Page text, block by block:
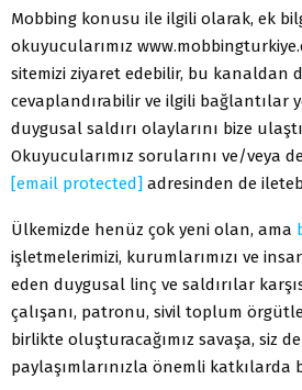
Mobbing konusu ile ilgili olarak, ek
okuyucularımız
sitemizi ziyaret edebilir, bu kanaldan
cevaplandırabilir ve ilgili bağlantılar
duygusal saldırı olaylarını bize
Okuyucularımız sorularını ve/veya
[email protected] adresinden de
Ülkemizde henüz çok yeni olan, ama
işletmelerimizi, kurumlarımızı ve
eden duygusal linç ve saldırılar
çalışanı, patronu, sivil toplum
birlikte oluşturacağımız savaşa, siz
paylaşımlarınızla önemli katkılarda